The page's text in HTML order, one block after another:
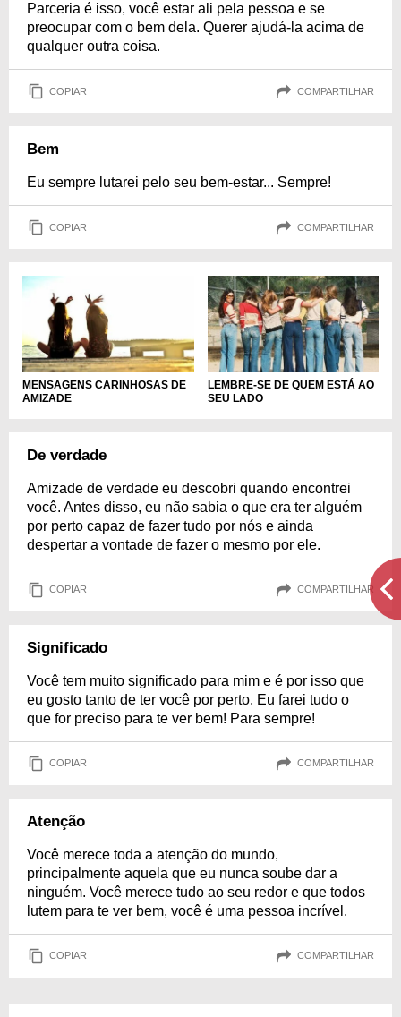
Parceria é isso, você estar ali pela pessoa e se
preocupar com o bem dela. Querer ajudá-la acima de
qualquer outra coisa.
COPIAR COMPARTILHAR
Bem
Eu sempre lutarei pelo seu bem-estar... Sempre!
COPIAR COMPARTILHAR
MENSAGENS CARINHOSAS DE
AMIZADE
LEMBRE-SE DE QUEM ESTÁ AO
SEU LADO
De verdade
Amizade de verdade eu descobri quando encontrei
você. Antes disso, eu não sabia o que era ter alguém
por perto capaz de fazer tudo por nós e ainda
despertar a vontade de fazer o mesmo por ele.
COPIAR COMPARTILHAR
Significado
Você tem muito significado para mim e é por isso que
eu gosto tanto de ter você por perto. Eu farei tudo o
que for preciso para te ver bem! Para sempre!
COPIAR COMPARTILHAR
Atenção
Você merece toda a atenção do mundo,
principalmente aquela que eu nunca soube dar a
ninguém. Você merece tudo ao seu redor e que todos
lutem para te ver bem, você é uma pessoa incrível.
COPIAR COMPARTILHAR